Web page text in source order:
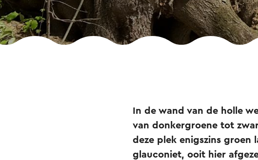
In de wand van de holle
van donkergroene tot
deze plek enigszins groen
glauconiet, ooit hier